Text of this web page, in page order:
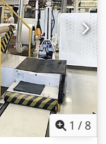
med
[°C]
elektriska
Botten
, styr- och
är vattenkyld,
ett kylaggregat
1 /8